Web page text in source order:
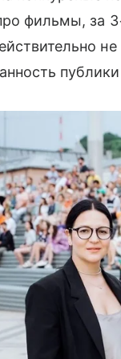
фильмы, за